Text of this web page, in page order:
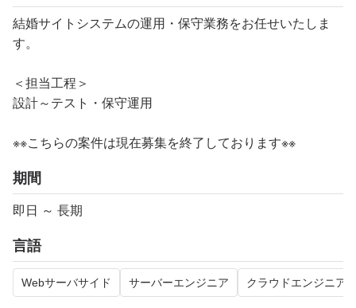
結婚サイトシステムの運用・保守業務をお任せいたしま
す。
＜担当工程＞
設計～テスト・保守運用
※※こちらの案件は現在募集を終了しております※※
期間
即日 ～ 長期
言語
Webサーバサイド サーバーエンジニア クラウドエンジニア